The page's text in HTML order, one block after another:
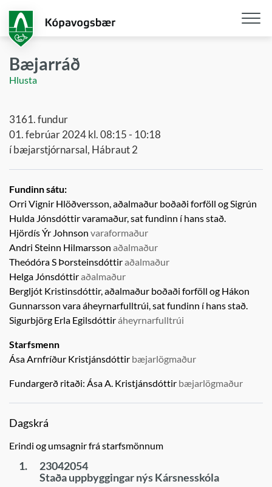
aðalefni
Bæjarráð
Hlusta
3161. fundur
01. febrúar 2024 kl. 08:15 - 10:18
í bæjarstjórnarsal, Hábraut 2
Fundinn sátu:
Orri Vignir Hlöðversson, aðalmaður boðaði forföll ogSigrún
Hulda Jónsdóttirvaramaður,sat fundinn í hans stað.
Hjördís Ýr Johnson varaformaður
Andri Steinn Hilmarsson aðalmaður
Theódóra S Þorsteinsdóttiraðalmaður
Helga Jónsdóttiraðalmaður
Bergljót Kristinsdóttir, aðalmaður boðaði forföll og Hákon
Gunnarsson vara áheyrnarfulltrúi,sat fundinn í hans stað.
Sigurbjörg Erla Egilsdóttiráheyrnarfulltrúi
Starfsmenn
Ása Arnfríður Kristjánsdóttir bæjarlögmaður
Fundargerð ritaði: Ása A. Kristjánsdóttir bæjarlögmaður
Dagskrá
Erindi og umsagnir frá starfsmönnum
1.
23042054
Staða uppbyggingar nýs Kársnesskóla
Opna